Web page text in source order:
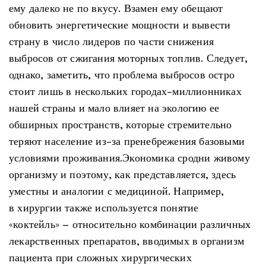
ему далеко не по вкусу. Взамен ему обещают
обновить энергетические мощности и вывести
страну в число лидеров по части снижения
выбросов от сжигания моторных топлив. Следует,
однако, заметить, что проблема выбросов остро
стоит лишь в нескольких городах-миллионниках
нашей страны и мало влияет на экологию ее
обширных пространств, которые стремительно
теряют население из-за пренебрежения базовыми
условиями проживания.Экономика сродни живому
организму и поэтому, как представляется, здесь
уместны и аналогии с медициной. Например,
в хирургии также используется понятие
«коктейль» – относительно комбинации различных
лекарственных препаратов, вводимых в организм
пациента при сложных хирургических